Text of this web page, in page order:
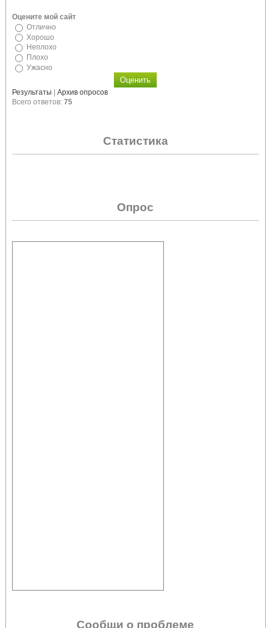
Оцените мой сайт
Отлично
Хорошо
Неплохо
Плохо
Ужасно
Результаты | Архив опросов
Всего ответов: 75
Статистика
Опрос
Сообщи о проблеме